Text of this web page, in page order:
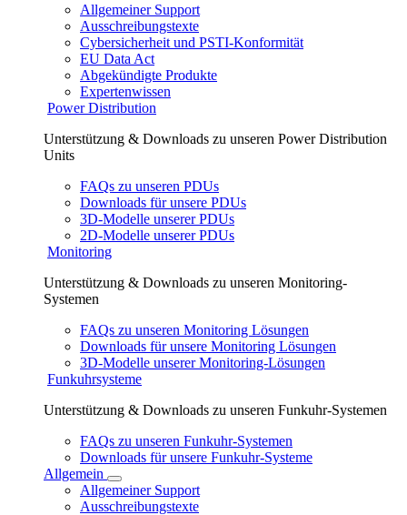
Allgemeiner Support
Ausschreibungstexte
Cybersicherheit und PSTI-Konformität
EU Data Act
Abgekündigte Produkte
Expertenwissen
Power Distribution
Unterstützung & Downloads zu unseren Power Distribution
Units
FAQs zu unseren PDUs
Downloads für unsere PDUs
3D-Modelle unserer PDUs
2D-Modelle unserer PDUs
Monitoring
Unterstützung & Downloads zu unseren Monitoring-
Systemen
FAQs zu unseren Monitoring Lösungen
Downloads für unsere Monitoring Lösungen
3D-Modelle unserer Monitoring-Lösungen
Funkuhrsysteme
Unterstützung & Downloads zu unseren Funkuhr-Systemen
FAQs zu unseren Funkuhr-Systemen
Downloads für unsere Funkuhr-Systeme
Allgemein
Allgemeiner Support
Ausschreibungstexte